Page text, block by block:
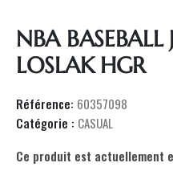
NBA BASEBALL
LOSLAK HGR
Référence: 60357098
Catégorie : CASUAL
Ce produit est actuellement